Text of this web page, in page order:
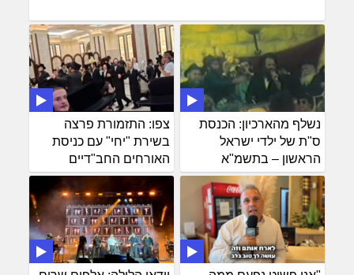
צפו: התזמורת פרצה
בשירת "יחי" עם כניסת
האורחים החב"דיים
נשלף מהארכיון: הכנסת
ס"ת של ילדי ישראל
הראשון – בתשמ"א